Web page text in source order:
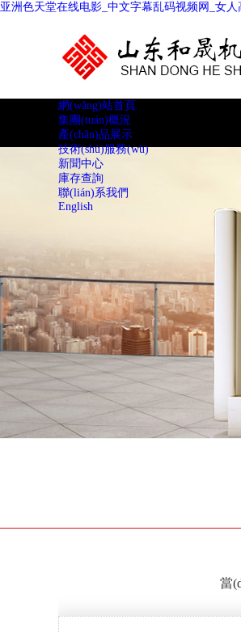
亚洲色天堂在线电影_中文字幕乱码视频网_女
網(wǎng)站首頁
集團(tuán)概況
產(chǎn)品展示
技術(shù)服務(wù)
新聞中心
庫存查詢
聯(lián)系我們
English
當